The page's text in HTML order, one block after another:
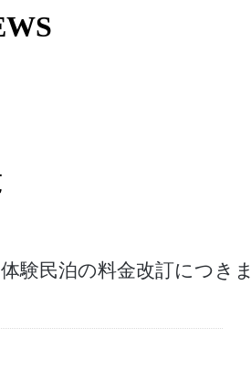
験民泊の料金改訂につき